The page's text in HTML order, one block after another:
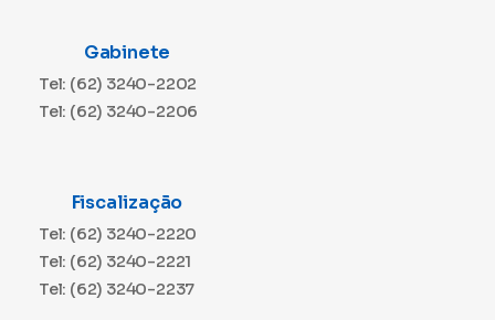
Gabinete
Tel: (62) 3240-2202
Tel: (62) 3240-2206
Fiscalização
Tel: (62) 3240-2220
Tel: (62) 3240-2221
Tel: (62) 3240-2237